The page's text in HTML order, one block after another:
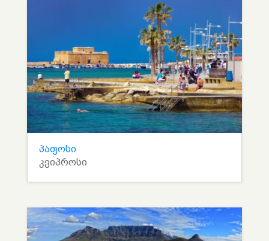
პაფოსი
კვიპროსი